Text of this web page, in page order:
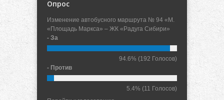
Опрос
Изменение автобусного маршрута № 94 «М.
«Площадь Маркса» – ЖК «Радуга Сибири»
- За
94.6% (192 Голосов)
- Против
5.4% (11 Голосов)